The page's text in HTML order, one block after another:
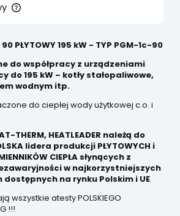
ewentualnych kosztów płatności
90 PŁYTOWY 195 kW - TYP PGM-1c-90
do współpracy z urządzeniami
do 195 kW – kotły stałopaliwowe,
wodnym itp.
do ciepłej wody użytkowej c.o. i
THERM, HEATLEADER należą do
lidera produkcji PŁYTOWYCH i
CIEPŁA słynących z
w najkorzystniejszych
na rynku Polskim i UE
wszystkie atesty POLSKIEGO
!!!